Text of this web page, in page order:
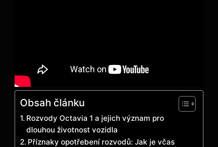
Obsah článku
Rozvody Octavia 1 a jejich význam pro
dlouhou životnost vozidla
Příznaky opotřebení rozvodů: Jak je včas